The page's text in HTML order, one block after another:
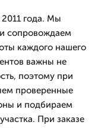
года. Мы
сопровождаем
каждого нашего
важны не
поэтому при
проверенные
и подбираем
При заказе